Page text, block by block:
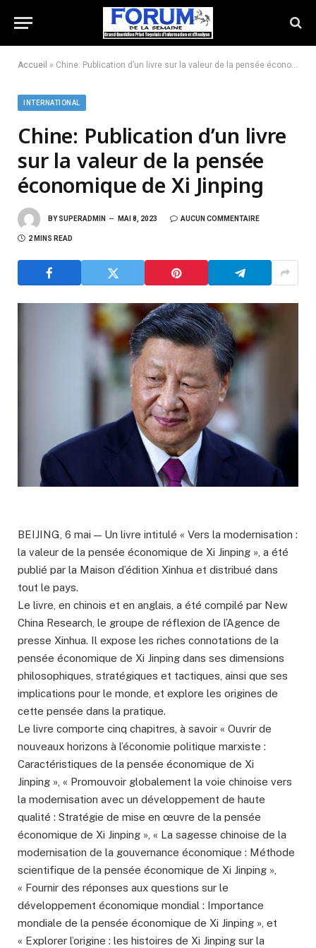
Accueil » Chine: Publication d’un livre sur la valeur de la pensée économique de Xi Jinping
INTERNATIONAL
Chine: Publication d’un livre
sur la valeur de la pensée
économique de Xi Jinping
BY SUPERADMIN MAI 8, 2023 AUCUN COMMENTAIRE
2 MINS READ
BEIJING, 6 mai — Un livre intitulé « Vers la modernisation :
la valeur de la pensée économique de Xi Jinping », a été
publié par la Maison d’édition Xinhua et distribué dans
tout le pays.
Le livre, en chinois et en anglais, a été compilé par New
China Research, le groupe de réflexion de l’Agence de
presse Xinhua. Il expose les riches connotations de la
pensée économique de Xi Jinping dans ses dimensions
philosophiques, stratégiques et tactiques, ainsi que ses
implications pour le monde, et explore les origines de
cette pensée dans la pratique.
Le livre comporte cinq chapitres, à savoir « Ouvrir de
nouveaux horizons à l’économie politique marxiste :
Caractéristiques de la pensée économique de Xi
Jinping », « Promouvoir globalement la voie chinoise vers
la modernisation avec un développement de haute
qualité : Stratégie de mise en œuvre de la pensée
économique de Xi Jinping », « La sagesse chinoise de la
modernisation de la gouvernance économique : Méthode
scientifique de la pensée économique de Xi Jinping »,
« Fournir des réponses aux questions sur le
développement économique mondial : Importance
mondiale de la pensée économique de Xi Jinping », et
« Explorer l’origine : les histoires de Xi Jinping sur la